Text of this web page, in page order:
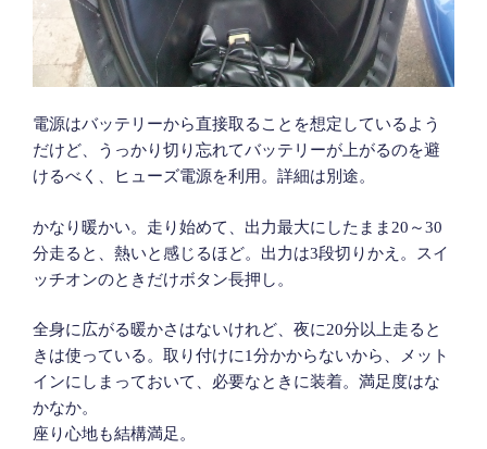
電源はバッテリーから直接取ることを想定しているよう
だけど、うっかり切り忘れてバッテリーが上がるのを避
けるべく、ヒューズ電源を利用。詳細は別途。
かなり暖かい。走り始めて、出力最大にしたまま20～30
分走ると、熱いと感じるほど。出力は3段切りかえ。スイ
ッチオンのときだけボタン長押し。
全身に広がる暖かさはないけれど、夜に20分以上走ると
きは使っている。取り付けに1分かからないから、メット
インにしまっておいて、必要なときに装着。満足度はな
かなか。
座り心地も結構満足。